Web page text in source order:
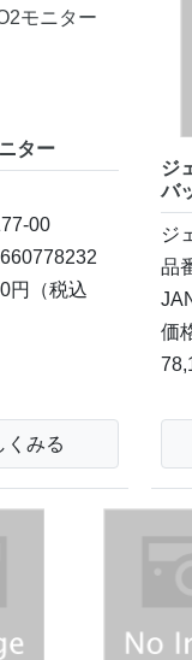
ター
00
円
（税込
くみる
ジ
バ
ジ
品
価